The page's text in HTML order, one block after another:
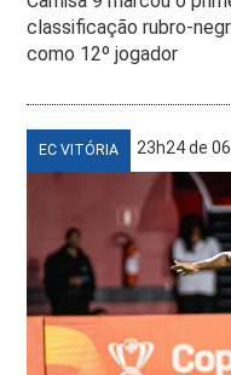
classificação rubro-
como 12º jogador
EC VITÓRIA 23h24 de